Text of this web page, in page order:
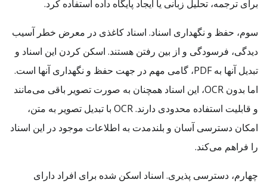
برای ترجمه، تحلیل زبانی یا ایجاد پایگاه داده استفاده کرد.
سوم، حفظ و نگهداری اسناد. اسناد کاغذی در معرض خطر آسیب
دیدگی، فرسودگی و از بین رفتن هستند. اسکن کردن این اسناد و
تبدیل آنها به PDF، گامی مهم در جهت حفظ و نگهداری آنها است.
اما بدون OCR، این اسناد همچنان به صورت تصویر باقی می‌مانند
و قابلیت استفاده محدودی دارند. OCR با تبدیل تصویر به متن،
امکان دسترسی آسان و بلندمدت به اطلاعات موجود در این اسناد
را فراهم می‌کند.
چهارم، دسترسی پذیری. اسناد اسکن شده برای افراد دارای